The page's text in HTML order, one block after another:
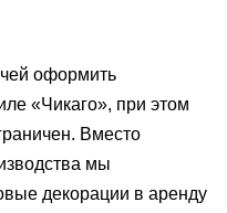
оформить
«Чикаго», при этом
Вместо
мы
декорации в аренду